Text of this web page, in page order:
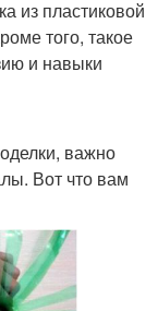
из пластиковой
того, такое
и навыки
важно
Вот что вам